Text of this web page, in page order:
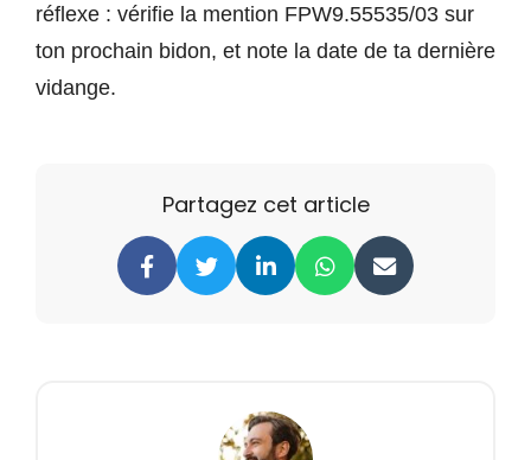
réflexe : vérifie la mention FPW9.55535/03 sur
ton prochain bidon, et note la date de ta dernière
vidange.
Partagez cet article